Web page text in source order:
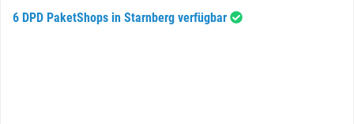
6 DPD PaketShops in Starnberg verfügbar